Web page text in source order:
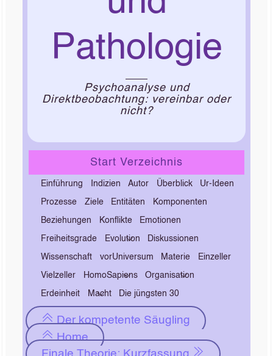
Pathologie
Psychoanalyse und
Direktbeobachtung: vereinbar oder
nicht?
Start Verzeichnis
Einführung Indizien Autor Überblick Ur-Ideen
Prozesse Ziele Entitäten Komponenten
Beziehungen Konflikte Emotionen
Freiheitsgrade Evolution Diskussionen
Wissenschaft vorUniversum Materie Einzeller
Vielzeller HomoSapiens Organisation
Erdeinheit Macht Die jüngsten 30
Der kompetente Säugling
Home